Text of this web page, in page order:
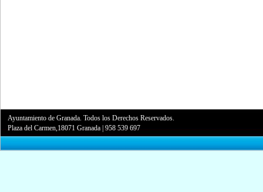
Ayuntamiento de Granada. Todos los Derechos Reservados.
Plaza del Carmen,18071 Granada |958 539 697